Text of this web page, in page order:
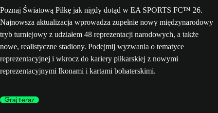
Poznaj Światową Piłkę jak nigdy dotąd w EA SPORTS FC™ 26.
Najnowsza aktualizacja wprowadza zupełnie nowy międzynarodowy
tryb turniejowy z udziałem 48 reprezentacji narodowych, a także
nowe, realistyczne stadiony. Podejmij wyzwania o tematyce
reprezentacyjnej i wkrocz do kariery piłkarskiej z nowymi
reprezentacyjnymi Ikonami i kartami bohaterskimi.
Graj teraz